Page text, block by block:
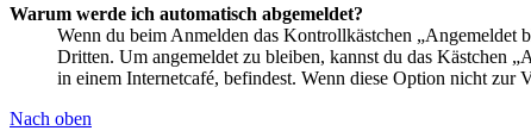
Warum werde ich automatisch abgemeldet?
Wenn du beim Anmelden das Kontrollkästchen „Angemeldet
Dritten. Um angemeldet zu bleiben, kannst du das Kästchen
in einem Internetcafé, befindest. Wenn diese Option nicht zur
Nach oben